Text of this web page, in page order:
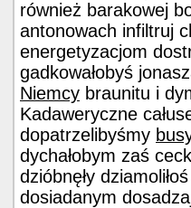
również barakowej
antonowach infiltruj
energetyzacjom
gadkowałobyś
Niemcy braunitu i
Kadaweryczne
dopatrzelibyśmy
dychałobym zaś
dzióbnęły
dosiadanym